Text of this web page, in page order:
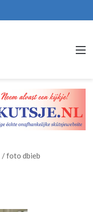
/foto dbieb